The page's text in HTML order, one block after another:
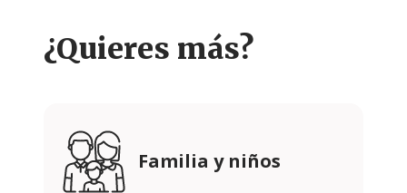
¿Quieres más?
Familia y niños